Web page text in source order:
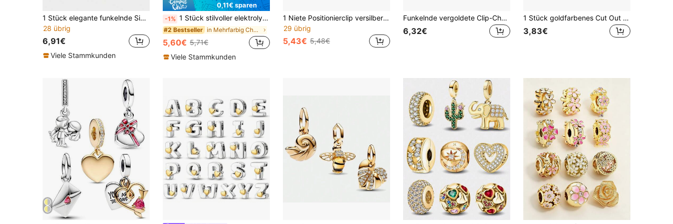
1 Stück elegante funkelnde Sicherheitskette Charm für Frauen, passend für Armbänder, Armreifen, DIY Schmuckherstellung, Dating Geschenk, hochwertiger Damenschmuck
28 übrig
6,91€
Viele Stammkunden
0,11€ sparen
-1% 1 Stück stilvoller elektrolytisch beschichteter Kunstperlen Plastikperlen Dezember Geburtsstein, gelbgoldener Doppelschlaufen Anhänger, DIY Halskette Armband Geburtstags Geschenk
#2 Bestseller in Mehrfarbig Charms im Perlenstil
5,60€ 5,71€
Viele Stammkunden
1 Niete Positionierclip versilberter Charm Armband Halskette DIY Schmuck Geburtstags Geschenk Gedenktags Geschenk
29 übrig
5,43€ 5,48€
Funkelnde vergoldete Clip-Charm-Perlen passend für Original-Schlangenarmband-Halsketten-Perlen für DIY 925er Silber Schmuckherstellung Damen Schmuckgeschenk für Mädchen
6,32€
1 Stück goldfarbenes Cut Out Öltropfen Stern Herz Blume Doppelherz Liebesschloss mit runden Perlen, DIY Armband Kette Zubehör Valentinstag
3,83€